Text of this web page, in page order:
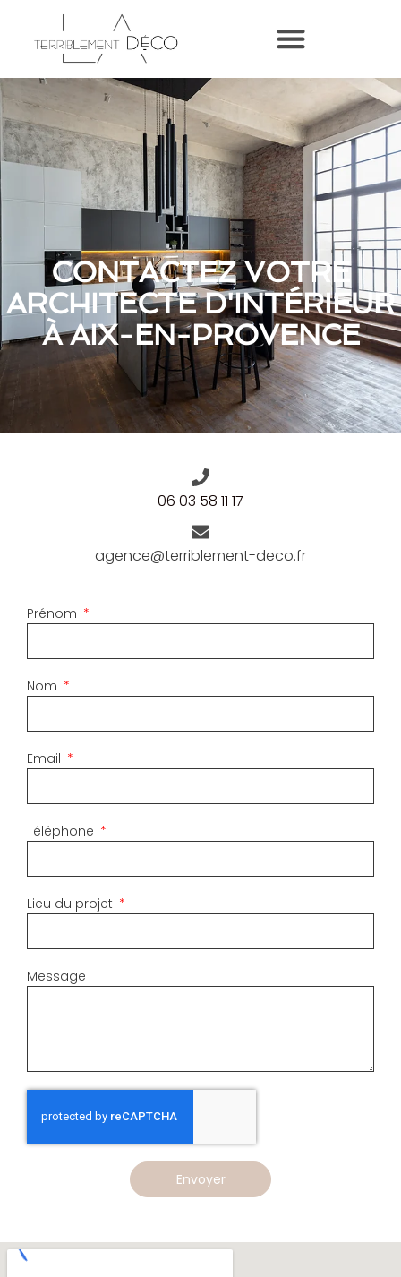
CONTACTEZ VOTRE
ARCHITECTE D'INTÉRIEUR
À AIX-EN-PROVENCE
06 03 58 11 17
agence@terriblement-deco.fr
Prénom
Nom
Email
Téléphone
Lieu du projet
Message
Envoyer